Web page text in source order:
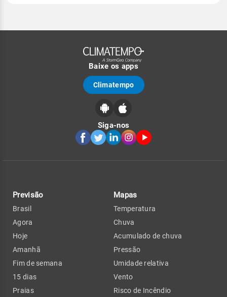
Baixe os apps
Climatempo
Siga-nos
Previsão
Brasil
Agora
Hoje
Amanhã
Fim de semana
15 dias
Praias
Mapas
Temperatura
Chuva
Acumulado de chuva
Pressão
Umidade relativa
Vento
Risco de Incêndio